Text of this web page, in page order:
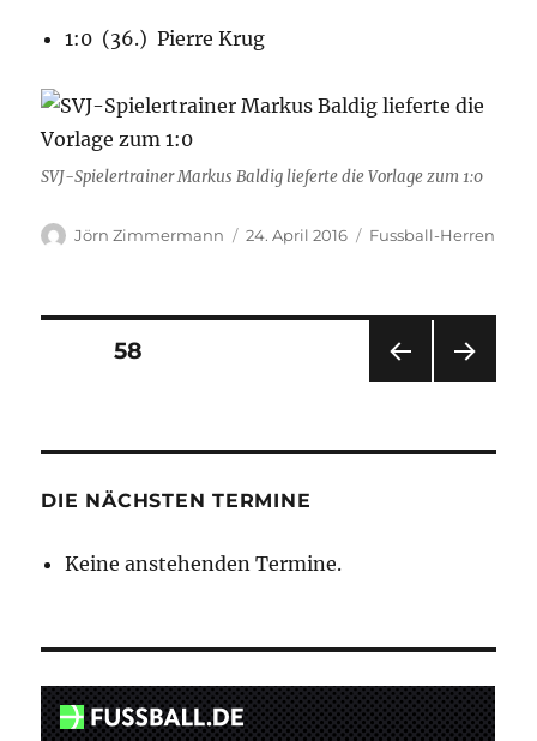
1:0 (36.) Pierre Krug
SVJ-Spielertrainer Markus Baldig lieferte die Vorlage zum 1:0
Autor
Jörn Zimmermann
Veröffentlicht
24. April 2016 Kategorien
Fussball-Herren
Seitennummerierung
Beiträge
SEIT
SEITE58
E
DIE NÄCHSTEN TERMINE
Keine anstehenden Termine.